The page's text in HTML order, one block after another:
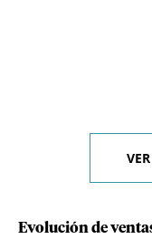
Evolución de